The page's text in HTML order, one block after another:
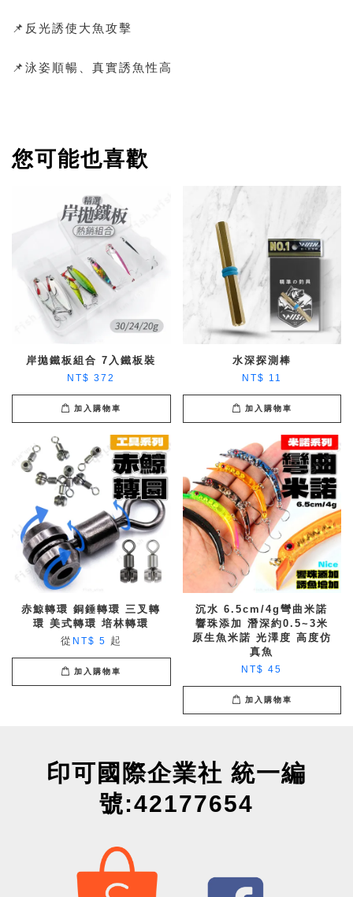
📌反光誘使大魚攻擊
📌泳姿順暢、真實誘魚性高
您可能也喜歡
岸拋鐵板組合 7入鐵板裝
NT$ 372
加入購物車
水深探測棒
NT$ 11
加入購物車
赤鯨轉環 銅錘轉環 三叉轉
環 美式轉環 培林轉環
從 NT$ 5 起
加入購物車
沉水 6.5cm/4g彎曲米諾
響珠添加 潛深約0.5~3米
原生魚米諾 光澤度 高度仿
真魚
NT$ 45
加入購物車
印可國際企業社 統一編
號:42177654